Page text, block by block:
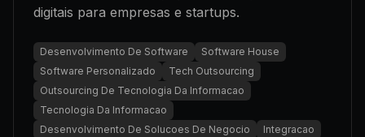
digitais para empresas e startups.
Desenvolvimento De Software
Software House
Software Personalizado
Tech Outsourcing
Outsourcing De Tecnologia Da Informacao
Tecnologia Da Informacao
Desenvolvimento De Solucoes De Negocio
Integracao